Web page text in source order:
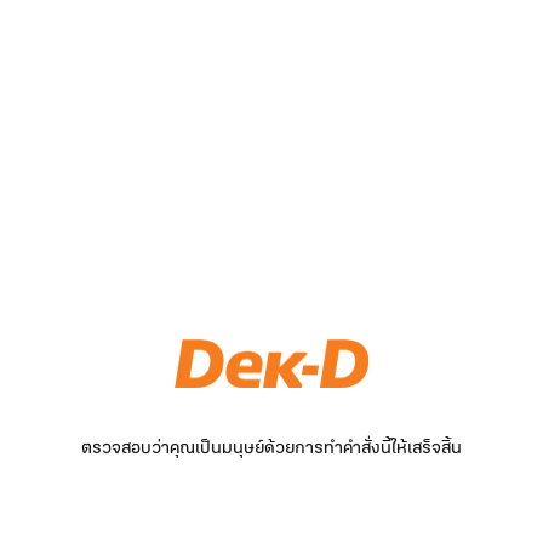
ตรวจสอบว่าคุณเป็นมนุษย์ด้วยการทำคำสั่งนี้ให้เสร็จสิ้น